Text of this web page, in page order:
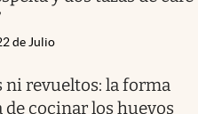
de Julio
revueltos: la forma
de cocinar los huevos